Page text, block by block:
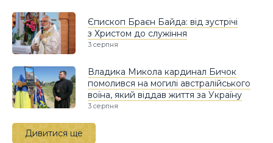
Єпископ Браєн Байда: від зустрічі
з Христом до служіння
3 серпня
Владика Микола кардинал Бичок
помолився на могилі австралійського
воїна, який віддав життя за Україну
3 серпня
Дивитися ще